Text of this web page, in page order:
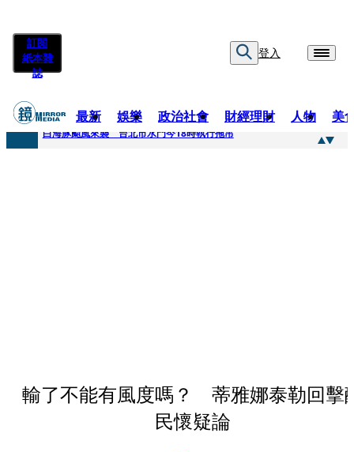
訂閱
紙本雜
誌
登入
最新 娛樂 政治社會 財經理財 人物 美
快訊
白海豚颱風來襲 台北市水門今18時執行拖吊
輸了不能有風度嗎？ 蒂雅娜泰勒回擊
民懷疑論